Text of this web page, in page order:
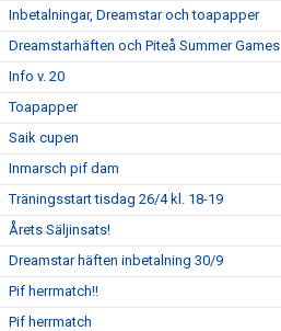
Inbetalningar, Dreamstar och toapapper
Dreamstarhäften och Piteå Summer Games
Info v. 20
Toapapper
Saik cupen
Inmarsch pif dam
Träningsstart tisdag 26/4 kl. 18-19
Årets Säljinsats!
Dreamstar häften inbetalning 30/9
Pif herrmatch!!
Pif herrmatch